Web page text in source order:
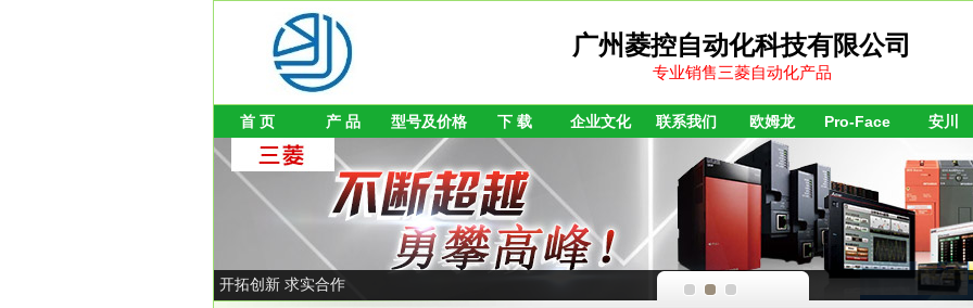
广州菱控自动化科技有限公司
专业销售三菱自动化产品
首 页 产 品 型号及价格 下 载 企业文化 联系我们 欧姆龙 Pro-Face 安川
开拓创新 求实合作